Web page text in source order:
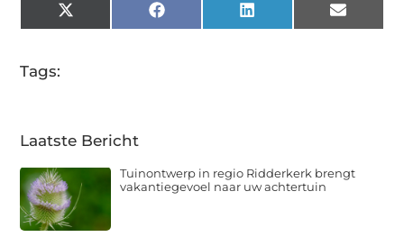
X
(Twitter)
Facebook LinkedIn Email
Tags:
Laatste Bericht
Tuinontwerp in regio Ridderkerk brengt
vakantiegevoel naar uw achtertuin